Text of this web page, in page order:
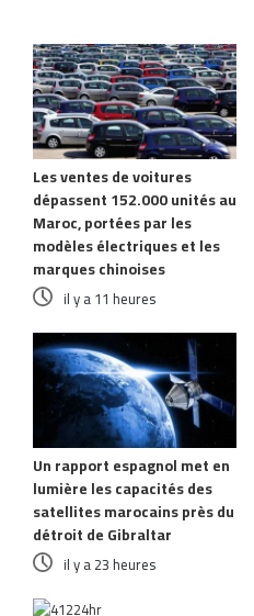
Les ventes de voitures
dépassent 152.000 unités au
Maroc, portées par les
modèles électriques et les
marques chinoises
il y a 11 heures
Un rapport espagnol met en
lumière les capacités des
satellites marocains près du
détroit de Gibraltar
il y a 23 heures